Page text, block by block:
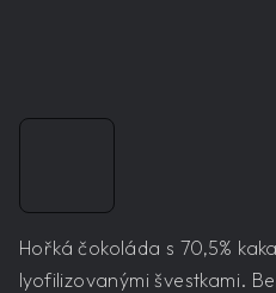
Hořká čokoláda s 70,5%
lyofilizovanými švestkami.